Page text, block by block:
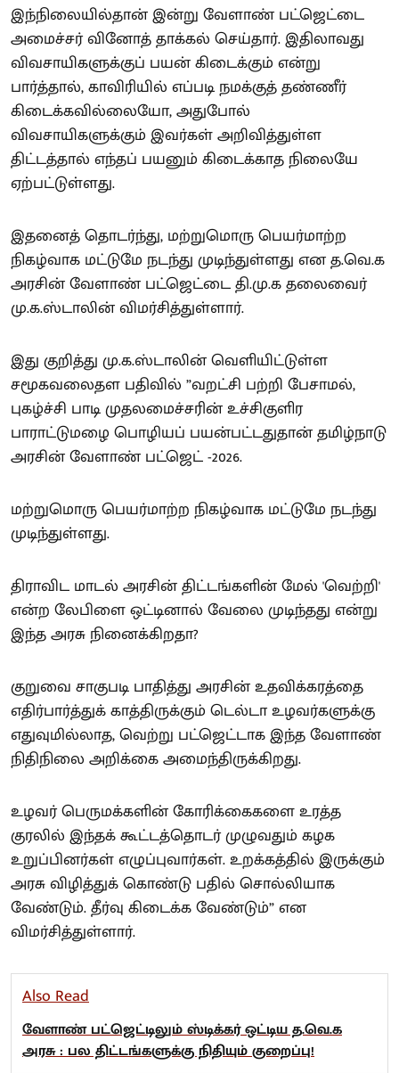
இந்நிலையில்தான் இன்று வேளாண் பட்ஜெட்டை
அமைச்சர் வினோத் தாக்கல் செய்தார். இதிலாவது
விவசாயிகளுக்குப் பயன் கிடைக்கும் என்று
பார்த்தால், காவிரியில் எப்படி நமக்குத் தண்ணீர்
கிடைக்கவில்லையோ, அதுபோல்
விவசாயிகளுக்கும் இவர்கள் அறிவித்துள்ள
திட்டத்தால் எந்தப் பயனும் கிடைக்காத நிலையே
ஏற்பட்டுள்ளது.
இதனைத் தொடர்ந்து, மற்றுமொரு பெயர்மாற்ற
நிகழ்வாக மட்டுமே நடந்து முடிந்துள்ளது என த.வெ.க
அரசின் வேளாண் பட்ஜெட்டை தி.மு.க தலைவைர்
மு.க.ஸ்டாலின் விமர்சித்துள்ளார்.
இது குறித்து மு.க.ஸ்டாலின் வெளியிட்டுள்ள
சமூகவலைதள பதிவில் ”வறட்சி பற்றி பேசாமல்,
புகழ்ச்சி பாடி முதலமைச்சரின் உச்சிகுளிர
பாராட்டுமழை பொழியப் பயன்பட்டதுதான் தமிழ்நாடு
அரசின் வேளாண் பட்ஜெட் -2026.
மற்றுமொரு பெயர்மாற்ற நிகழ்வாக மட்டுமே நடந்து
முடிந்துள்ளது.
திராவிட மாடல் அரசின் திட்டங்களின் மேல் 'வெற்றி'
என்ற லேபிளை ஒட்டினால் வேலை முடிந்தது என்று
இந்த அரசு நினைக்கிறதா?
குறுவை சாகுபடி பாதித்து அரசின் உதவிக்கரத்தை
எதிர்பார்த்துக் காத்திருக்கும் டெல்டா உழவர்களுக்கு
எதுவுமில்லாத, வெற்று பட்ஜெட்டாக இந்த வேளாண்
நிதிநிலை அறிக்கை அமைந்திருக்கிறது.
உழவர் பெருமக்களின் கோரிக்கைகளை உரத்த
குரலில் இந்தக் கூட்டத்தொடர் முழுவதும் கழக
உறுப்பினர்கள் எழுப்புவார்கள். உறக்கத்தில் இருக்கும்
அரசு விழித்துக் கொண்டு பதில் சொல்லியாக
வேண்டும். தீர்வு கிடைக்க வேண்டும்” என
விமர்சித்துள்ளார்.
Also Read
வேளாண் பட்ஜெட்டிலும் ஸ்டிக்கர் ஒட்டிய த.வெ.க
அரசு : பல திட்டங்களுக்கு நிதியும் குறைப்பு!